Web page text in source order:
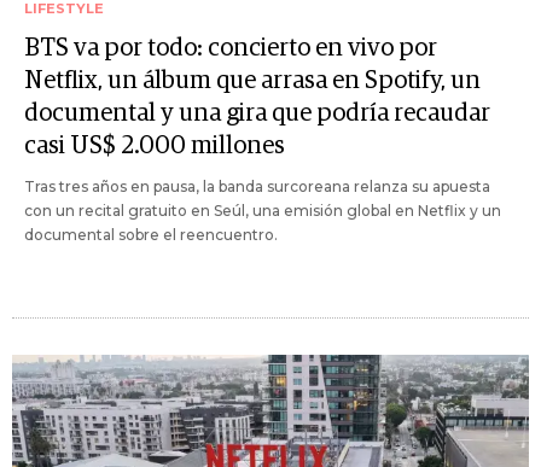
LIFESTYLE
BTS va por todo: concierto en vivo por
Netflix, un álbum que arrasa en Spotify, un
documental y una gira que podría recaudar
casi US$ 2.000 millones
Tras tres años en pausa, la banda surcoreana relanza su apuesta
con un recital gratuito en Seúl, una emisión global en Netflix y un
documental sobre el reencuentro.